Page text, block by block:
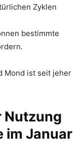
Zyklen
bestimmte
Mond ist seit jeher
Nutzung
im Januar